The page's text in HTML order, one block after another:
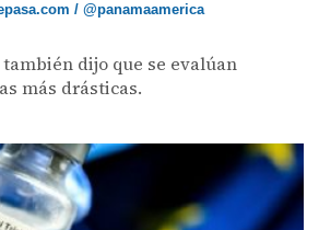
/ @panamaamerica
dijo que se evalúan
más drásticas.